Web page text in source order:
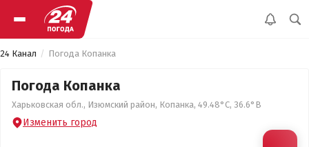
24 Канал Погода Копанка
Погода Копанка
Харьковская обл., Изюмский район, Копанка, 49.48°С, 36.6°В
Изменить город